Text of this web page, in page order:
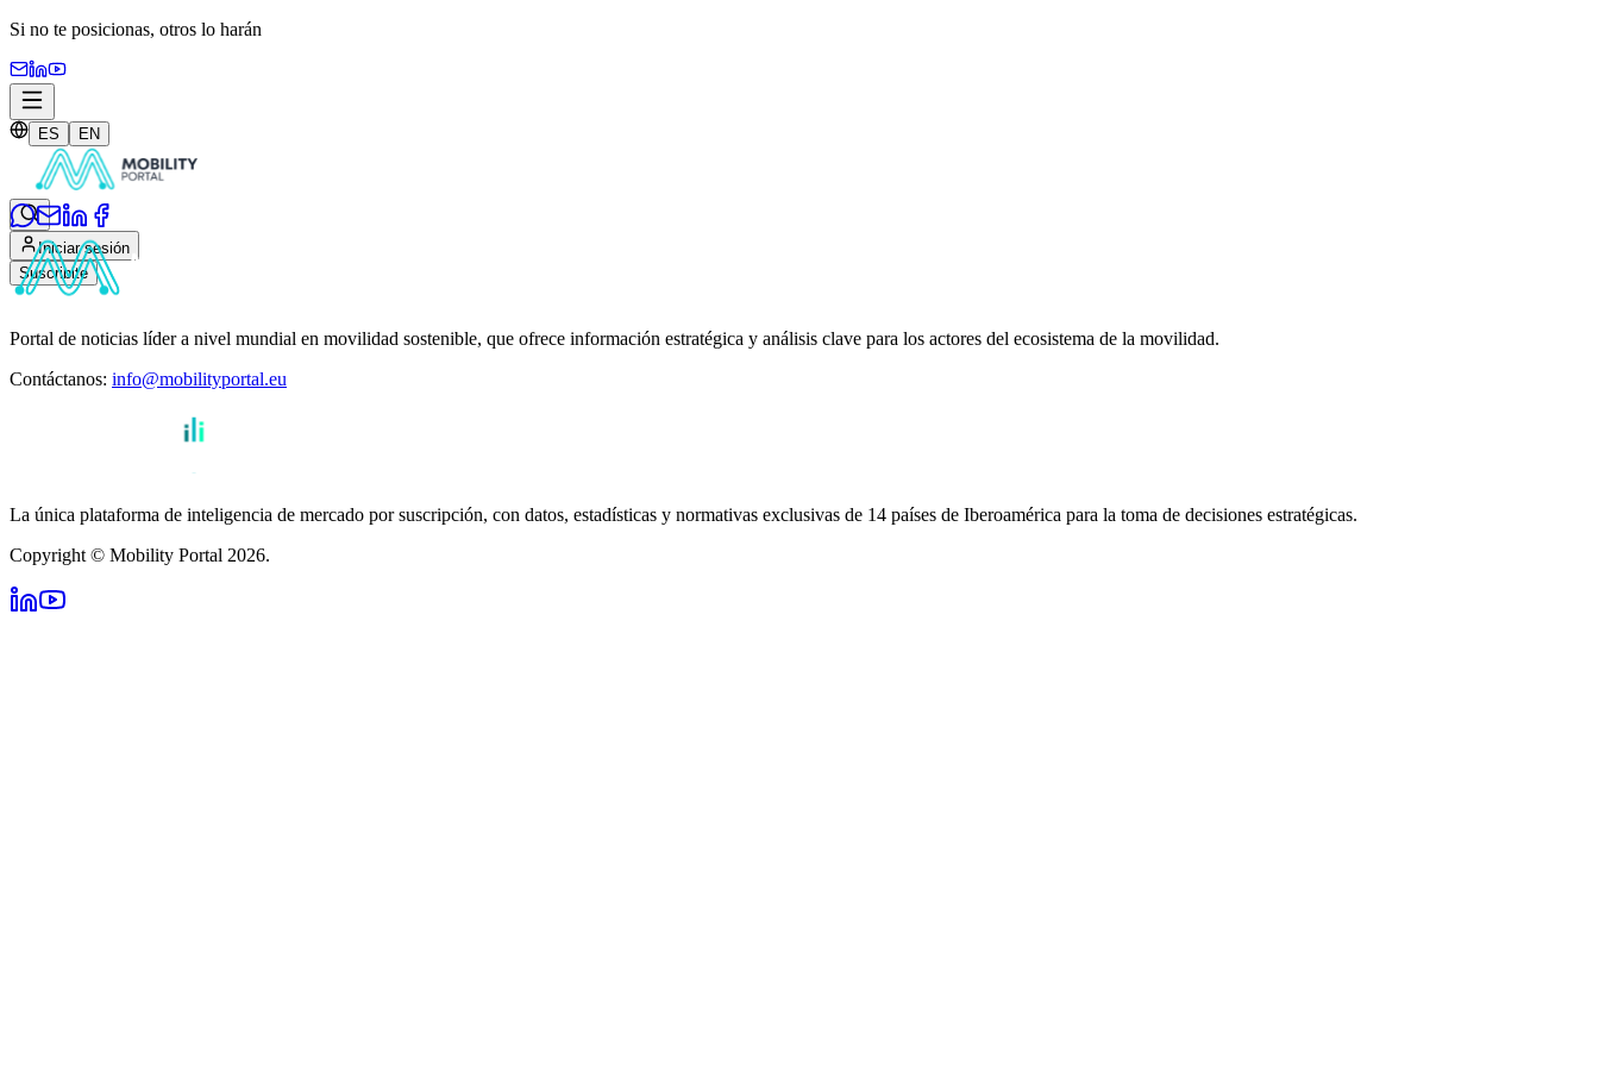
Si no te posicionas, otros lo harán
ES EN
Iniciar sesión
Suscribite
Portal de noticias líder a nivel mundial en movilidad sostenible, que ofrece información estratégica y análisis clave para los actores del ecosistema de la movilidad.
Contáctanos: info@mobilityportal.eu
La única plataforma de inteligencia de mercado por suscripción, con datos, estadísticas y normativas exclusivas de 14 países de Iberoamérica para la toma de decisiones estratégicas.
Copyright © Mobility Portal 2026.